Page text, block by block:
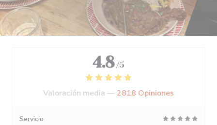
4.8 /5
Valoración media —2818 Opiniones
Servicio